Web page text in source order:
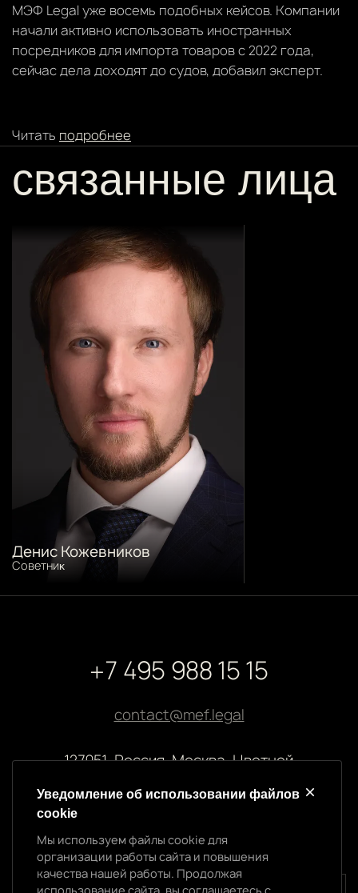
МЭФ Legal уже восемь подобных кейсов. Компании
начали активно использовать иностранных
посредников для импорта товаров с 2022 года,
сейчас дела доходят до судов, добавил эксперт.
Читать подробнее
связанные лица
Денис Кожевников
Советниĸ
+7 495 988 15 15
contact@mef.legal
127051, Россия, Москва, Цветной
Реквизиты компании
ООО “МЭФ ЛИГАЛ”
ИНН 7704874992
ОГРН 5147746145718
Уведомление об использовании файлов
cookie
Мы используем файлы cookie для
организации работы сайта и повышения
качества нашей работы. Продолжая